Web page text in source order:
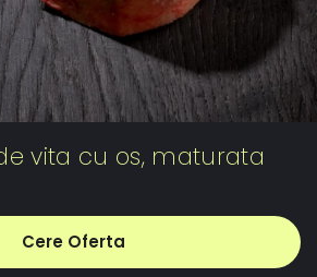
vita cu os, maturata
Cere Oferta